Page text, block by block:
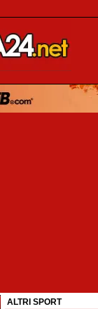
ALTRI SPORT